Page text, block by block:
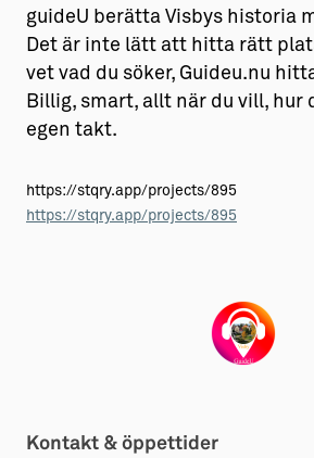
Barn & Familj
guideU berätta Visbys historia
Det är inte lätt att hitta rätt
vet vad du söker, Guideu.nu
Billig, smart, allt när du vill, hur
egen takt.
https://stqry.app/projects/895
https://stqry.app/projects/895
Kontakt & öppettider